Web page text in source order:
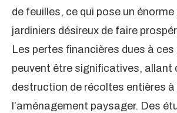
de feuilles, ce qui pose un énorme
jardiniers désireux de faire
Les pertes financières dues à
peuvent être significatives, allant
destruction de récoltes entières à
l’aménagement paysager. Des